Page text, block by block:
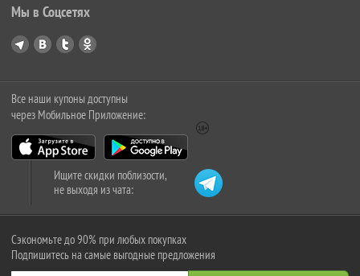
Мы в Соцсетях
Все наши купоны доступны
через Мобильное Приложение:
Ищите скидки поблизости,
не выходя из чата:
Сэкономьте до 90% при любых покупках
Подпишитесь на самые выгодные предложения